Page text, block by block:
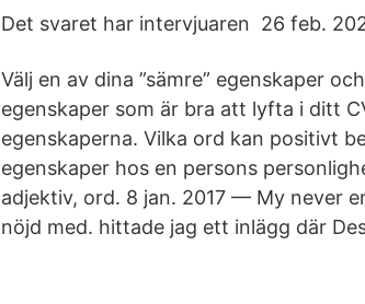
Det svaret har intervjuaren 26 feb.
Välj en av dina ”sämre” egenskaper
egenskaper som är bra att lyfta i ditt
egenskaperna. Vilka ord kan positivt
egenskaper hos en persons
adjektiv, ord. 8 jan. 2017 — My never
nöjd med. hittade jag ett inlägg där